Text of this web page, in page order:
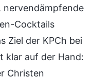
nervendämpfende
Cocktails
Ziel der KPCh bei
klar auf der Hand:
Christen